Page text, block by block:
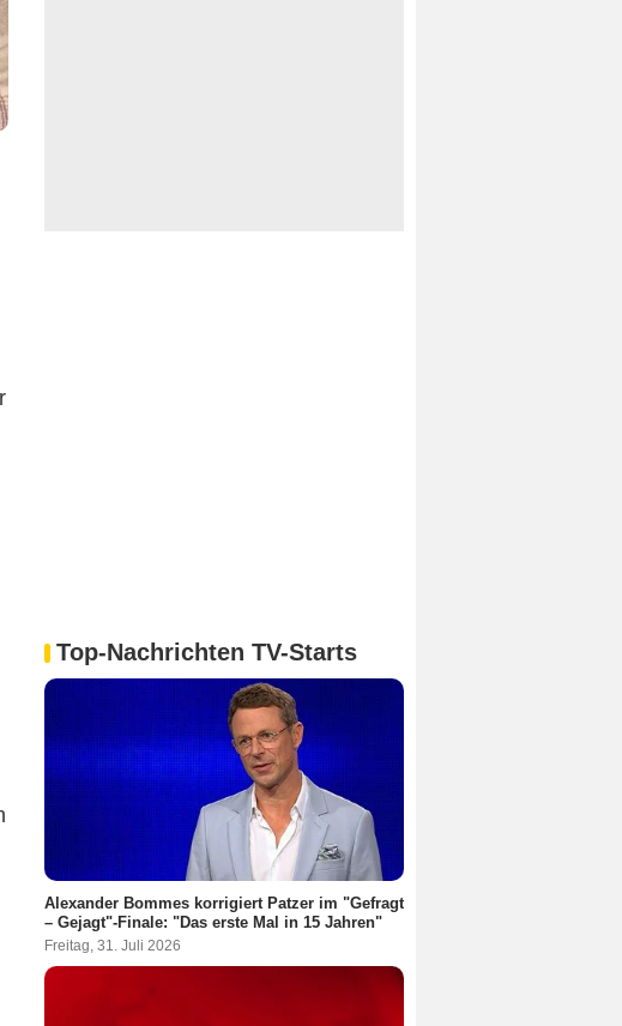
Top-Nachrichten TV-Starts
Alexander Bommes korrigiert Patzer im "Gefragt
– Gejagt"-Finale: "Das erste Mal in 15 Jahren"
Freitag, 31. Juli 2026